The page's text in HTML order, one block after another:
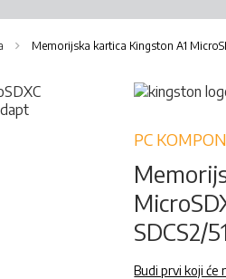
Memorijska kartica Kingston A1
PC
SDCS2/
Budi prvi koji će